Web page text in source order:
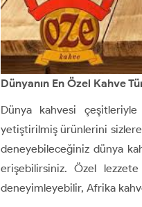
Dünyanın En Özel Kahve
Dünya kahvesi
yetiştirilmiş ürünlerini
deneyebileceğiniz dünya
erişebilirsiniz. Özel
deneyimleyebilir, Afrika